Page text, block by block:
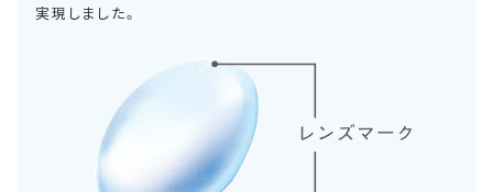
実現しました。